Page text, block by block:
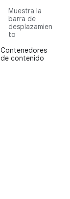
Muestra la
barra de
desplazamien
to
Contenedores
de contenido